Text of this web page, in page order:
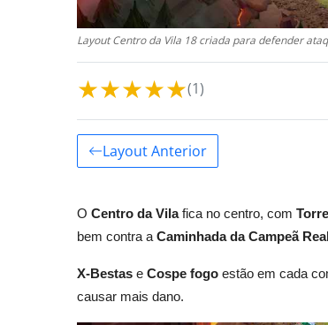
Layout Centro da Vila 18 criada para defender
★★★★★(1)
Layout Anterior
O Centro da Vilafica no centro, com
bem contra a Caminhada da Campeã
X-Bestas e Cospe fogo estão em cada
causar mais dano.